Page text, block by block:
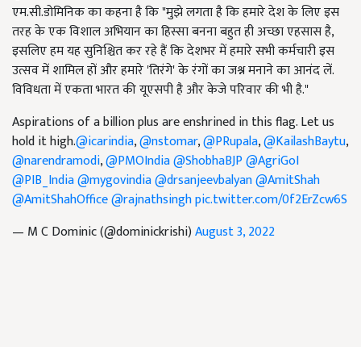
एम.सी.डोमिनिक का कहना है कि "मुझे लगता है कि हमारे देश के लिए इस
तरह के एक विशाल अभियान का हिस्सा बनना बहुत ही अच्छा एहसास है,
इसलिए हम यह सुनिश्चित कर रहे हैं कि देशभर में हमारे सभी कर्मचारी इस
उत्सव में शामिल हों और हमारे 'तिरंगे' के रंगों का जश्न मनाने का आनंद लें.
विविधता में एकता भारत की यूएसपी है और केजे परिवार की भी है."
Aspirations of a billion plus are enshrined in this flag. Let us
hold it high.@icarindia,@nstomar,@PRupala,@KailashBaytu,
@narendramodi,@PMOIndia@ShobhaBJP@AgriGoI
@PIB_India@mygovindia@drsanjeevbalyan@AmitShah
@AmitShahOffice@rajnathsinghpic.twitter.com/0f2ErZcw6S
— M C Dominic (@dominickrishi)August 3, 2022